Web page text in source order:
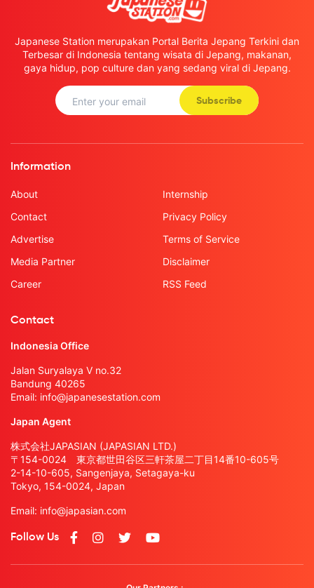
Japanese Station merupakan Portal Berita Jepang Terkini dan
Terbesar di Indonesia tentang wisata di Jepang, makanan,
gaya hidup, pop culture dan yang sedang viral di Jepang.
Subscribe
Information
About
Contact
Advertise
Media Partner
Career
Internship
Privacy Policy
Terms of Service
Disclaimer
RSS Feed
Contact
Indonesia Office
Jalan Suryalaya V no.32
Bandung 40265
Email: info@japanesestation.com
Japan Agent
株式会社JAPASIAN (JAPASIAN LTD.)
〒154-0024 東京都世田谷区三軒茶屋二丁目14番10-605号
2-14-10-605, Sangenjaya, Setagaya-ku
Tokyo, 154-0024, Japan
Email: info@japasian.com
Follow Us